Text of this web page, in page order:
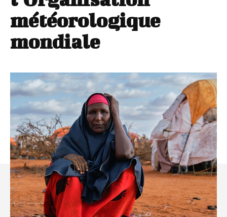
météorologique
mondiale